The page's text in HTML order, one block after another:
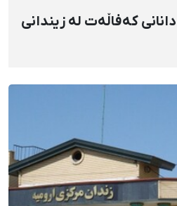
کەفاڵەت لە زیندانی